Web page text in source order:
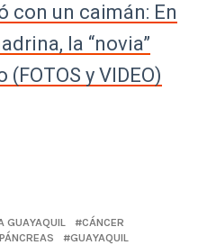
con un caimán: En
la “novia”
y VIDEO)
GUAYAQUIL
CÁNCER
GUAYAQUIL